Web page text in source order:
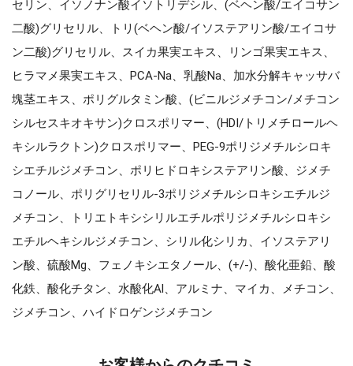
セリン、イソノナン酸イソトリデシル、(ベヘン酸/エイコサン
二酸)グリセリル、トリ(ベヘン酸/イソステアリン酸/エイコサ
ン二酸)グリセリル、スイカ果実エキス、リンゴ果実エキス、
ヒラマメ果実エキス、PCA-Na、乳酸Na、加水分解キャッサバ
塊茎エキス、ポリグルタミン酸、(ビニルジメチコン/メチコン
シルセスキオキサン)クロスポリマー、(HDI/トリメチロールヘ
キシルラクトン)クロスポリマー、PEG-9ポリジメチルシロキ
シエチルジメチコン、ポリヒドロキシステアリン酸、ジメチ
コノール、ポリグリセリル-3ポリジメチルシロキシエチルジ
メチコン、トリエトキシシリルエチルポリジメチルシロキシ
エチルヘキシルジメチコン、シリル化シリカ、イソステアリ
ン酸、硫酸Mg、フェノキシエタノール、(+/-)、酸化亜鉛、酸
化鉄、酸化チタン、水酸化Al、アルミナ、マイカ、メチコン、
ジメチコン、ハイドロゲンジメチコン